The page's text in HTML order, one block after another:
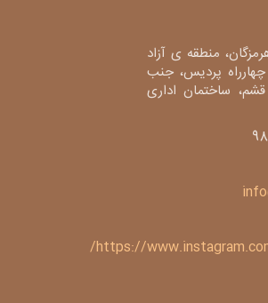
منطقه ی آزاد
پردیس، جنب
ساختمان اداری
https://